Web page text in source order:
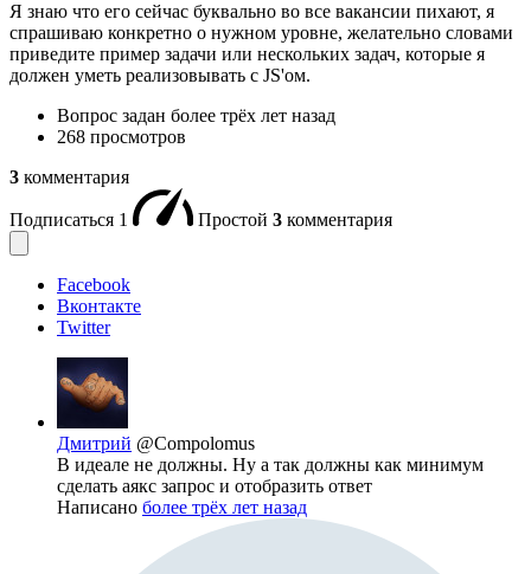
Я знаю что его сейчас буквально во все вакансии пихают, я
спрашиваю конкретно о нужном уровне, желательно словами
приведите пример задачи или нескольких задач, которые я
должен уметь реализовывать с JS'ом.
Вопрос задан более трёх лет назад
268 просмотров
3 комментария
Подписаться 1 Простой 3 комментария
Facebook
Вконтакте
Twitter
Дмитрий @Compolomus
В идеале не должны. Ну а так должны как минимум
сделать аякс запрос и отобразить ответ
Написано более трёх лет назад